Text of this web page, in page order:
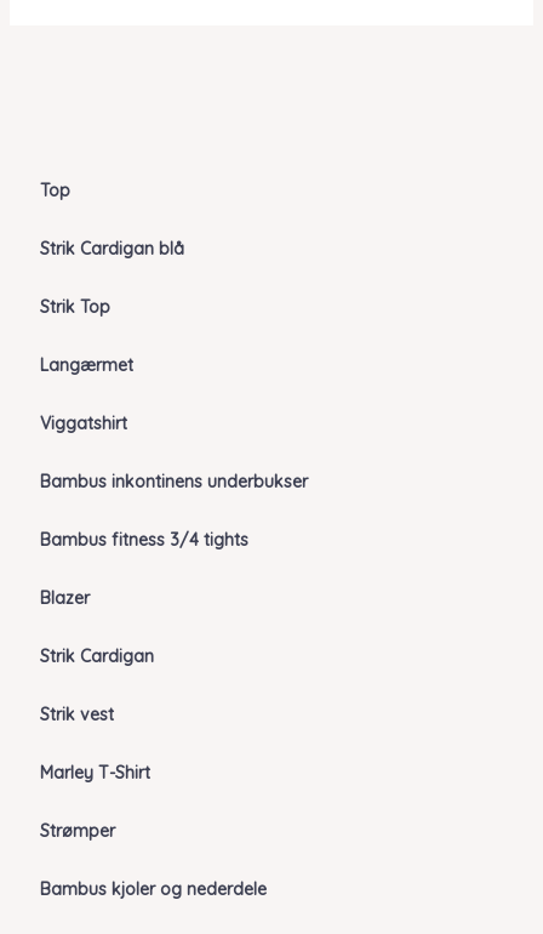
Top
Strik Cardigan blå
Strik Top
Langærmet
Viggatshirt
Bambus inkontinens underbukser
Bambus fitness 3/4 tights
Blazer
Strik Cardigan
Strik vest
Marley T-Shirt
Strømper
Bambus kjoler og nederdele